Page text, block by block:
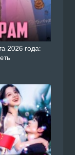
2026 года: